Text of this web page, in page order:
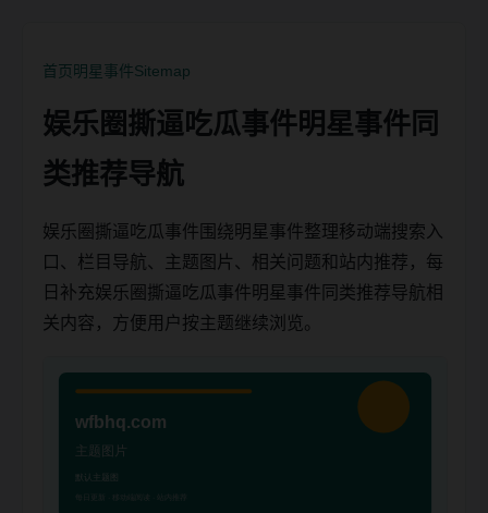
首页明星事件Sitemap
娱乐圈撕逼吃瓜事件明星事件同
类推荐导航
娱乐圈撕逼吃瓜事件围绕明星事件整理移动端搜索入
口、栏目导航、主题图片、相关问题和站内推荐，每
日补充娱乐圈撕逼吃瓜事件明星事件同类推荐导航相
关内容，方便用户按主题继续浏览。